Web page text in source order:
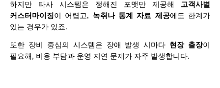
하지만 타사 시스템은 정해진 포맷만 제공해
고객사별
커스터마이징이 어렵고, 녹취나 통계 자료 제공에도 한계가
있는 경우가 있죠.
또한 장비 중심의 시스템은 장애 발생 시마다 현장 출장이
필요해, 비용 부담과 운영 지연 문제가 자주 발생합니다.